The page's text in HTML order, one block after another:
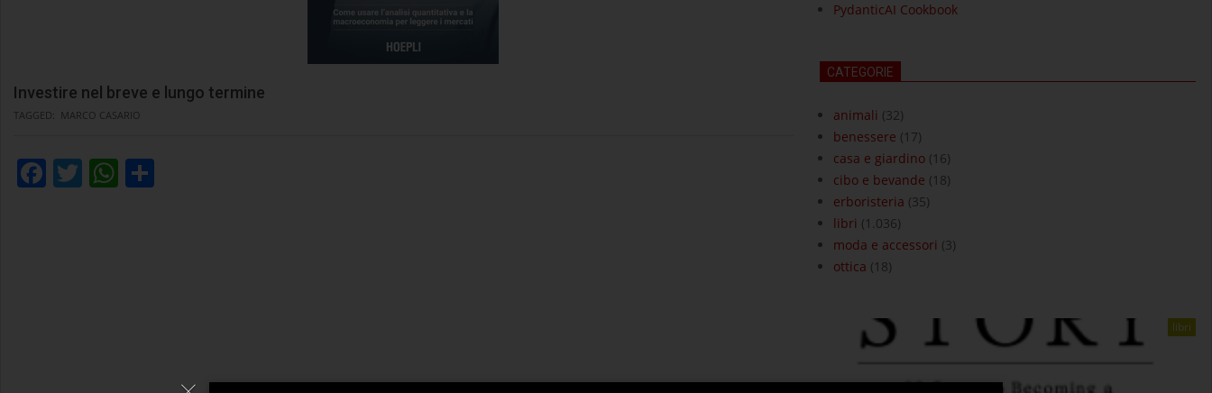
Investire nel breve e lungo termine
TAGGED: MARCO CASARIO
Facebook
TwitterWhatsApp
PydanticAI Cookbook
CATEGORIE
animali (32)
benessere (17)
casa e giardino(16)
cibo e bevande (18)
erboristeria (35)
libri (1.036)
moda e accessori (3)
ottica (18)
libri